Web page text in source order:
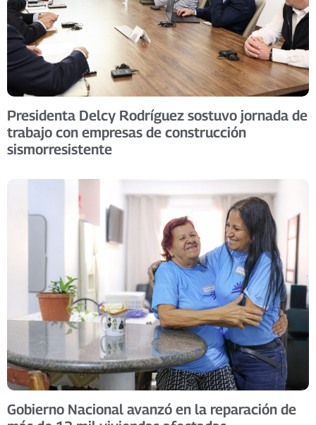
Presidenta Delcy Rodríguez sostuvo jornada de
trabajo con empresas de construcción
sismorresistente
Gobierno Nacional avanzó en la reparación de